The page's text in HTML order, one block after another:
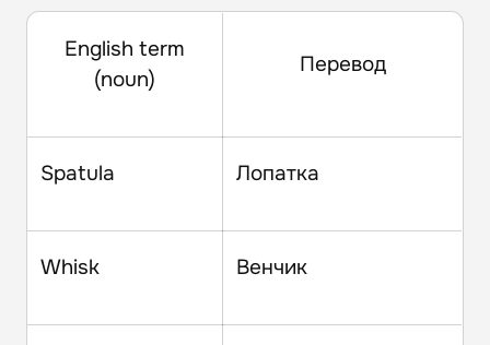
English term
(noun)
Перевод
Spatula Лопатка
Whisk Венчик